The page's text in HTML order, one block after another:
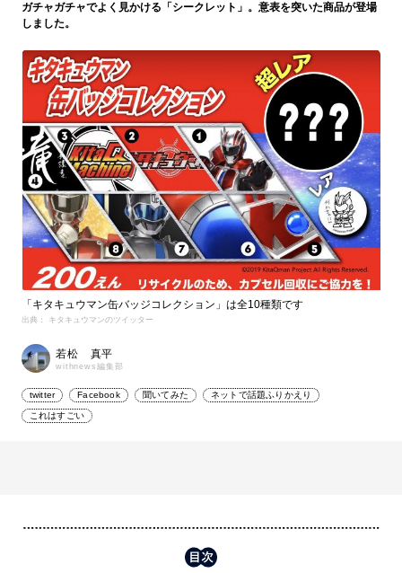
ガチャガチャでよく見かける「シークレット」。意表を突いた商品が登場
しました。
「キタキュウマン缶バッジコレクション」は全10種類です
出典： キタキュウマンのツイッター
若松 真平
withnews編集部
twitter Facebook 聞いてみた ネットで話題ふりかえり
これはすごい